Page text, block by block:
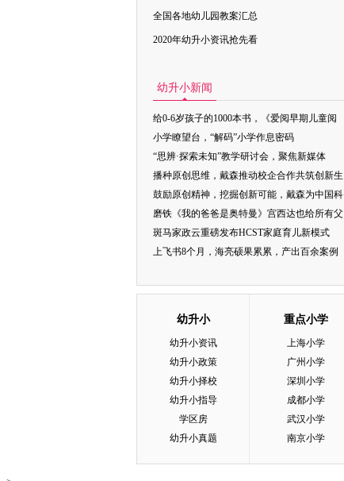
全国各地幼儿园教案汇总
2020年幼升小资讯抢先看
幼升小新闻
给0-6岁孩子的1000本书，《爱阅早期儿童阅
小学瞭望台，“解码”小学作息密码
“思辨·探索未知”教学研讨会，聚焦新媒体
播种原创思维，戴森推动校企合作共筑创新生
鼓励原创精神，挖掘创新可能，戴森为中国科
磨铁《我的爸爸是奥特曼》宫西达也给所有父
斑马家政云重磅发布HCST家庭育儿新模式
上飞书8个月，海亮硕果累累，产出百余案例
幼升小
幼升小资讯
幼升小政策
幼升小择校
幼升小指导
学区房
幼升小真题
重点小学
上海小学
广州小学
深圳小学
成都小学
武汉小学
南京小学